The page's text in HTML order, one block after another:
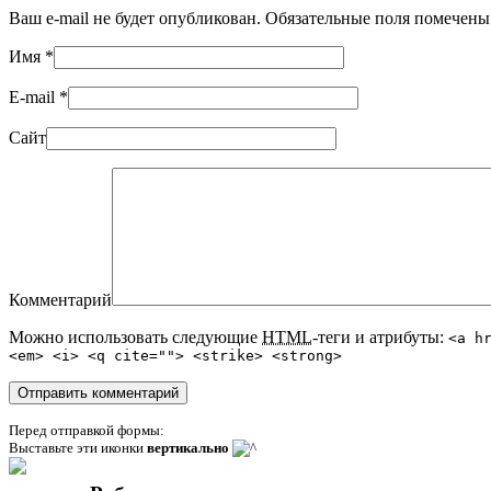
Ваш e-mail не будет опубликован. Обязательные поля помечены
Имя *
E-mail *
Сайт
Комментарий
Можно использовать следующие HTML-теги и атрибуты: <a
<em> <i> <q cite=""> <strike> <strong>
Перед отправкой формы:
Выставьте эти иконки вертикально